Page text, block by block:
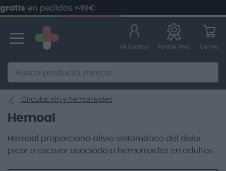
en pedidos +49€
contenido
Alternative to Doofinder Ecommerce Search
Mi Cuenta Puntos Vivo Carrito
Circulación y hemorroides
Hemoal
Hemoal proporciona alivio sintomático del dolor,
picor o escozor asociado a hemorroides en adultos.